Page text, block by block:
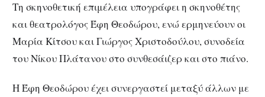
Τη σκηνοθετική επιμέλεια υπογράφει η σκηνοθέτης
και θεατρολόγος Έφη Θεοδώρου, ενώ ερμηνεύουν οι
Μαρία Κίτσου και Γιώργος Χριστοδούλου, συνοδεία
του Νίκου Πλάτανου στο συνθεσάιζερ και στο πιάνο.
Η Έφη Θεοδώρου έχει συνεργαστεί μεταξύ άλλων με